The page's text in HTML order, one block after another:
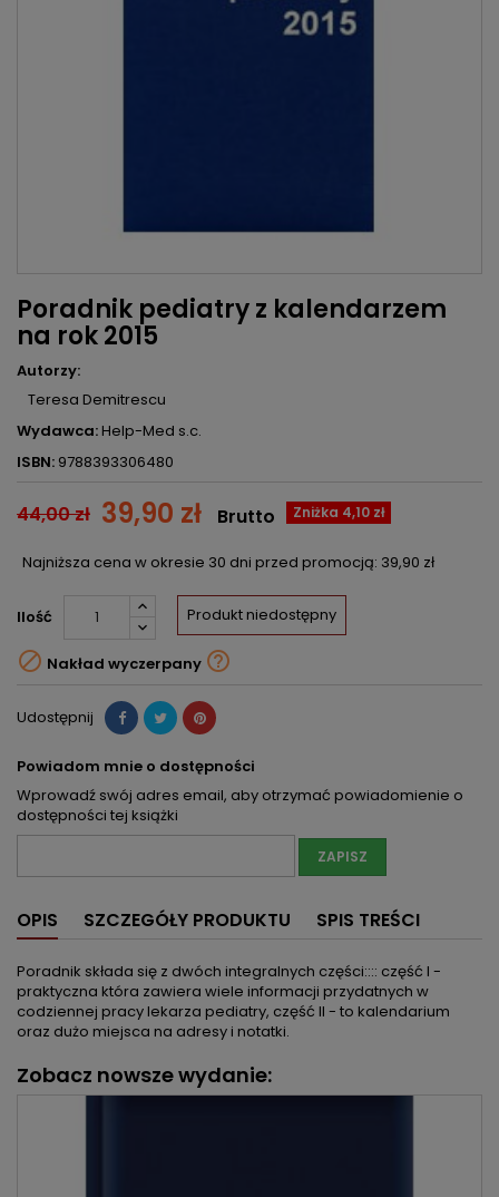
Poradnik pediatry z kalendarzem
na rok 2015
Autorzy:
Teresa Demitrescu
Wydawca:Help-Med s.c.
ISBN: 9788393306480
44,00 zł 39,90 zł Zniżka 4,10 zł
Brutto
Najniższa cena w okresie 30 dni przed promocją: 39,90 zł
Ilość Produkt niedostępny
 Nakład wyczerpany 
Udostępnij
Powiadom mnie o dostępności
Wprowadź swój adres email, aby otrzymać powiadomienie o
dostępności tej książki
ZAPISZ
OPIS SZCZEGÓŁY PRODUKTU SPIS TREŚCI
Poradnik składa się z dwóch integralnych części:::: część I -
praktyczna która zawiera wiele informacji przydatnych w
codziennej pracy lekarza pediatry, część II - to kalendarium
oraz dużo miejsca na adresy i notatki.
Zobacz nowsze wydanie: